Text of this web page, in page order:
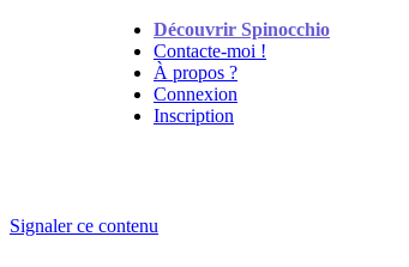
Découvrir Spinocchio
Contacte-moi !
À propos ?
Connexion
Inscription
Signaler ce contenu